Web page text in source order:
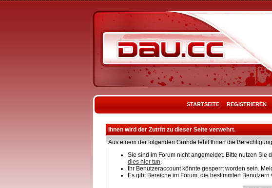
STARTSEITE REGISTRIEREN
Ihnen wird der Zutritt zu dieser Seite verwehrt.
Aus einem der folgenden Gründe fehlt Ihnen die
Sie sind im Forum nicht angemeldet. Bitte nutzen
dies hier tun.
Ihr Benutzeraccount könnte gesperrt worden sein.
Es gibt Bereiche im Forum, die bestimmten